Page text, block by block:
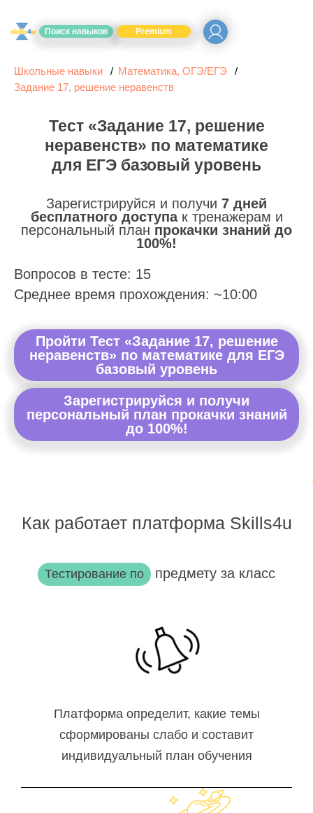
Поиск навыков Premium
Школьные навыки
Математика, ОГЭ/ЕГЭ
Задание 17, решение неравенств
Тест «Задание 17, решение
неравенств» по математике
для ЕГЭ базовый уровень
Зарегистрируйся и получи 7 дней
бесплатного доступак тренажерам и
персональный план прокачки знаний до
100%!
Вопросов в тесте: 15
Среднее время прохождения: ~10:00
Пройти Тест «Задание 17, решение
неравенств» по математике для ЕГЭ
базовый уровень
Зарегистрируйся и получи
персональный план прокачки знаний
до 100%!
Как работает платформа Skills4u
Тестирование по предмету за класс
Платформа определит, какие темы
сформированы слабо и составит
индивидуальный план обучения